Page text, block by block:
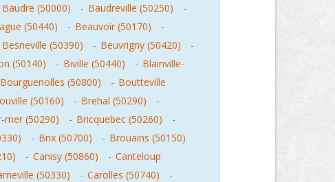
Baudre (50000) - Baudreville (50250)
-
(50440) - Beauvoir (50170)
-
Besneville (50390) - Beuvrigny (50420)
-
(50140) - Biville (50440) - Blainville-
Bourguenolles (50800) - Boutteville
(50160) - Brehal (50290)
-
mer (50290) - Bricquebec (50260)
-
- Brix (50700) - Brouains (50150)
- Canisy (50860) - Canteloup
(50330) - Carolles (50740)
-